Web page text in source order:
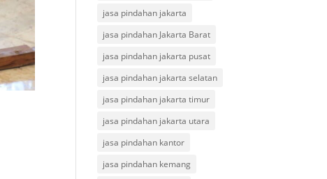
jasa pindahan jakarta
jasa pindahan Jakarta Barat
jasa pindahan jakarta pusat
jasa pindahan jakarta selatan
jasa pindahan jakarta timur
jasa pindahan jakarta utara
jasa pindahan kantor
jasa pindahan kemang